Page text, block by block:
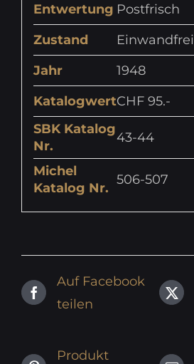
Entwertung Postfrisch
Zustand
Einwandfrei
Jahr
1948
KatalogwertCHF 95.-
SBK Katalog
Nr.
43-44
Michel
Katalog Nr.
506-507
Auf Facebook
teilen
Produkt